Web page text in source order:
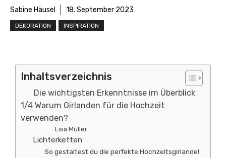
Sabine Häusel 18. September 2023
DEKORATION INSPIRATION
Inhaltsverzeichnis
Die wichtigsten Erkenntnisse im Überblick
1/4 Warum Girlanden für die Hochzeit
verwenden?
Lisa Müller
Lichterketten
So gestaltest du die perfekte Hochzeitsgirlande!